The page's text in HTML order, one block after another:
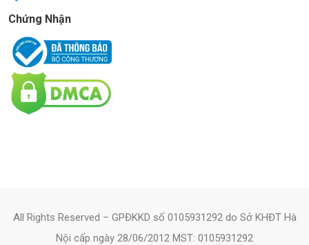
Chứng Nhận
All Rights Reserved – GPĐKKD số 0105931292 do Sở KHĐT Hà
Nội cấp ngày 28/06/2012 MST: 0105931292